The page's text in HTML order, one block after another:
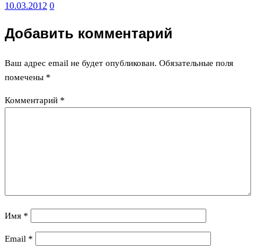
10.03.2012 0
Добавить комментарий
Ваш адрес email не будет опубликован. Обязательные поля
помечены *
Комментарий *
Имя *
Email *